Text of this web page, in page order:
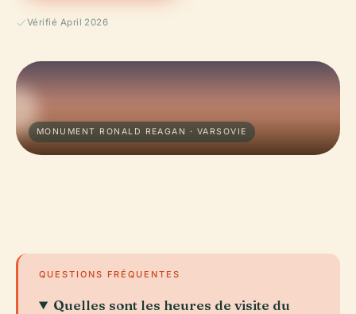
Vérifié April 2026
MONUMENT RONALD REAGAN · VARSOVIE
QUESTIONS FRÉQUENTES
Quelles sont les heures de visite du